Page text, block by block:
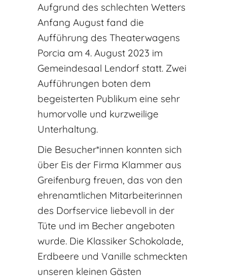
Aufgrund des schlechten Wetters
Anfang August fand die
Aufführung des Theaterwagens
Porcia am 4. August 2023 im
Gemeindesaal Lendorf statt. Zwei
Aufführungen boten dem
begeisterten Publikum eine sehr
humorvolle und kurzweilige
Unterhaltung.
Die Besucher*innen konnten sich
über Eis der Firma Klammer aus
Greifenburg freuen, das von den
ehrenamtlichen Mitarbeiterinnen
des Dorfservice liebevoll in der
Tüte und im Becher angeboten
wurde. Die Klassiker Schokolade,
Erdbeere und Vanille schmeckten
unseren kleinen Gästen